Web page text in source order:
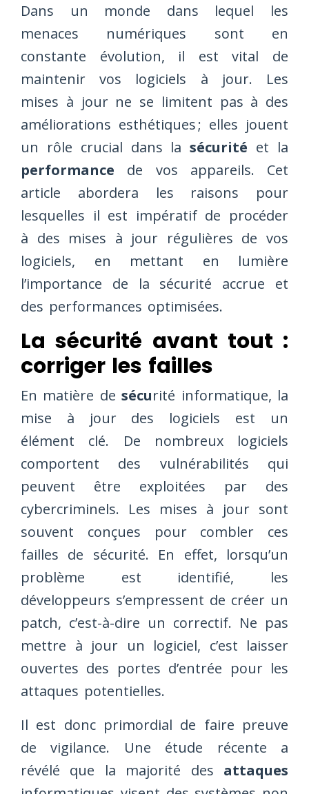
Dans un monde dans lequel les
menaces numériques sont en
constante évolution, il est vital de
maintenir vos logiciels à jour. Les
mises à jour ne se limitent pas à des
améliorations esthétiques ; elles jouent
un rôle crucial dans lasécurité et la
performance de vos appareils. Cet
article abordera les raisons pour
lesquelles il est impératif de procéder
à des mises à jour régulières de vos
logiciels, en mettant en lumière
l’importance de la sécurité accrue et
des performances optimisées.
La sécurité avant tout :
corriger les failles
En matière desécurité informatique, la
mise à jour des logiciels est un
élément clé. De nombreux logiciels
comportent des vulnérabilités qui
peuvent être exploitées par des
cybercriminels. Les mises à jour sont
souvent conçues pour combler ces
failles de sécurité. En effet, lorsqu’un
problème est identifié, les
développeurs s’empressent de créer un
patch, c’est-à-dire un correctif. Ne pas
mettre à jour un logiciel, c’est laisser
ouvertes des portes d’entrée pour les
attaques potentielles.
Il est donc primordial de faire preuve
de vigilance. Une étude récente a
révélé que la majorité des attaques